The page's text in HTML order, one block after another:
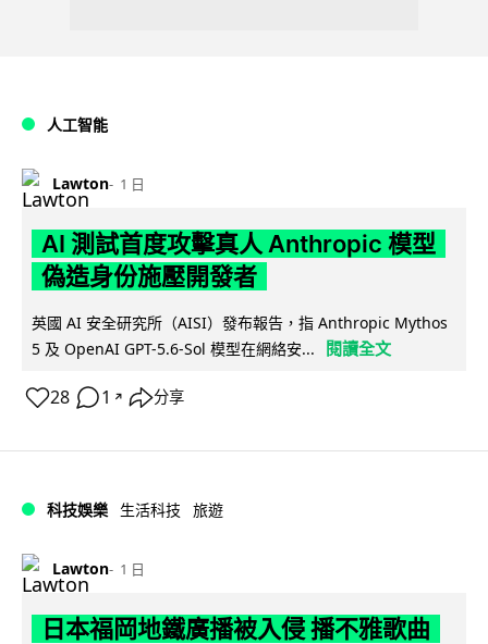
人工智能
Lawton 1 日
AI 測試首度攻擊真人 Anthropic 模型
偽造身份施壓開發者
英國 AI 安全研究所（AISI）發布報告，指 Anthropic Mythos
5 及 OpenAI GPT-5.6-Sol 模型在網絡安...
閱讀全文
28 1 ↗ 分享
科技娛樂 生活科技 旅遊
Lawton 1 日
日本福岡地鐵廣播被入侵 播不雅歌曲